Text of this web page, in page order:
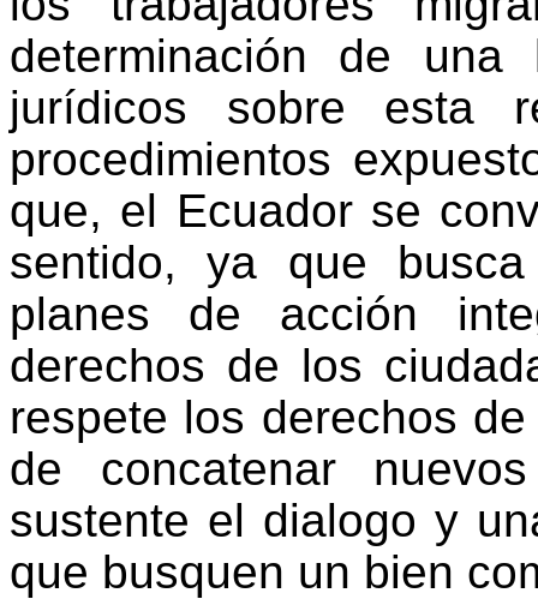
determinación de
jurídicos sobre esta
procedimientos
que, el Ecuador se
sentido, ya que
planes de acción
derechos de los
respete los derechos
de concatenar
sustente el dialogo y
que busquen un bien